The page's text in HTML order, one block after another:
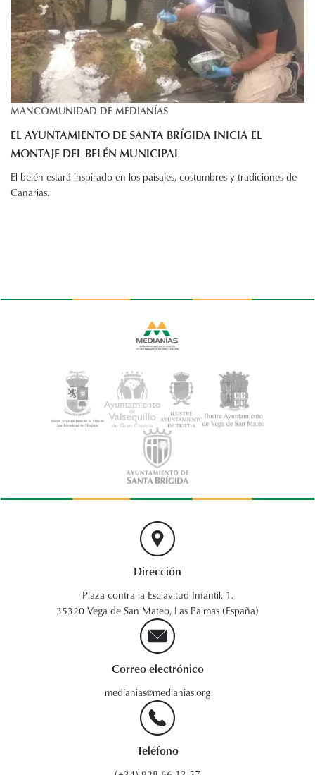
MANCOMUNIDAD DE MEDIANÍAS
EL AYUNTAMIENTO DE SANTA BRÍGIDA INICIA EL
MONTAJE DEL BELÉN MUNICIPAL
El belén estará inspirado en los paisajes, costumbres y tradiciones de
Canarias.
Dirección
Plaza contra la Esclavitud Infantil, 1.
35320 Vega de San Mateo, Las Palmas (España)
Correo electrónico
medianias@medianias.org
Teléfono